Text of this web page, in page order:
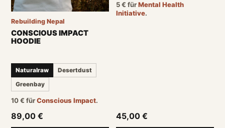
Rebuilding Nepal
CONSCIOUS IMPACT
HOODIE
Naturalraw
Desertdust
Greenbay
10€für Conscious Impact.
89,00 €
5€ fürMental Health
Initiative.
45,00 €